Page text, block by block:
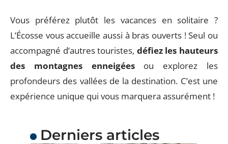
Vous préférez plutôt les vacances en solitaire ?
L’Écosse vous accueille aussi à bras ouverts ! Seul ou
accompagné d’autres touristes, défiez les hauteurs
des montagnes enneigéesou explorez les
profondeurs des vallées de la destination. C’est une
expérience unique qui vous marquera assurément !
Derniers articles